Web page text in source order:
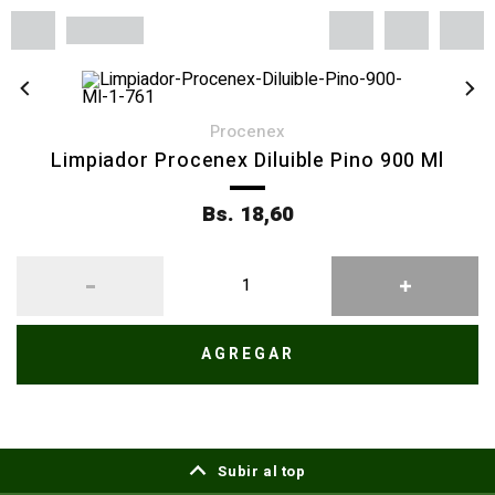
procenex
Limpiador Procenex Diluible Pino 900 Ml
Bs. 18,60
AGREGAR
Subir al top